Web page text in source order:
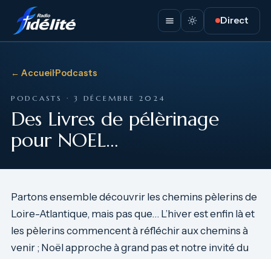
Direct
← Accueil·Podcasts
PODCASTS · 3 DÉCEMBRE 2024
Des Livres de pélèrinage
pour NOEL…
Partons ensemble découvrir les chemins pèlerins de
Loire-Atlantique, mais pas que… L’hiver est enfin là et
les pèlerins commencent à réfléchir aux chemins à
venir ; Noël approche à grand pas et notre invité du